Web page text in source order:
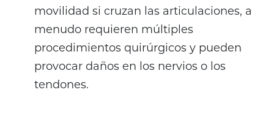
movilidad si cruzan las articulaciones, a
menudo requieren múltiples
procedimientos quirúrgicos y pueden
provocar daños en los nervios o los
tendones.